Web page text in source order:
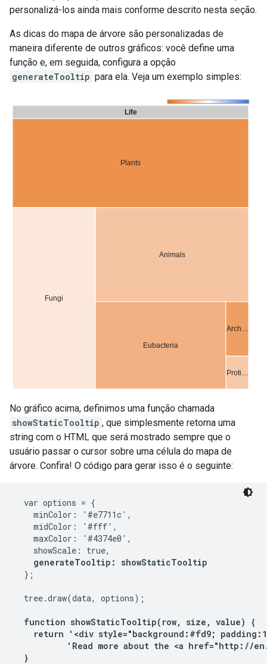
personalizá-los ainda mais conforme descrito nesta seção.
As dicas do mapa de árvore são personalizadas de
maneira diferente de outros gráficos: você define uma
função e, em seguida, configura a opção
generateTooltip para ela. Veja um exemplo simples:
No gráfico acima, definimos uma função chamada
showStaticTooltip , que simplesmente retorna uma
string com o HTML que será mostrado sempre que o
usuário passar o cursor sobre uma célula do mapa de
árvore. Confira! O código para gerar isso é o seguinte:
  var options = {
    minColor: '#e7711c',
    midColor: '#fff',
    maxColor: '#4374e0',
    showScale: true,
generateTooltip: showStaticTooltip
  };
  tree.draw(data, options);
function showStaticTooltip(row, size, value) {
return '<div style="background:#fd9;
'Read more about the <a href="http://
  }